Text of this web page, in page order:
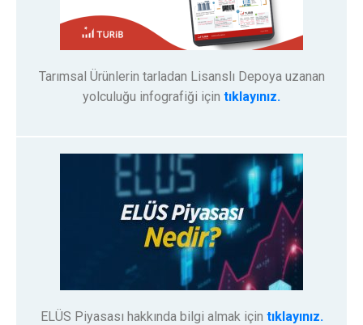
Tarımsal Ürünlerin tarladan Lisanslı Depoya uzanan
yolculuğu infografiği için tıklayınız.
ELÜS Piyasası hakkında bilgi almak için tıklayınız.